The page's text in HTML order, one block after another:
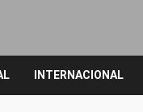
INTERNACIONAL